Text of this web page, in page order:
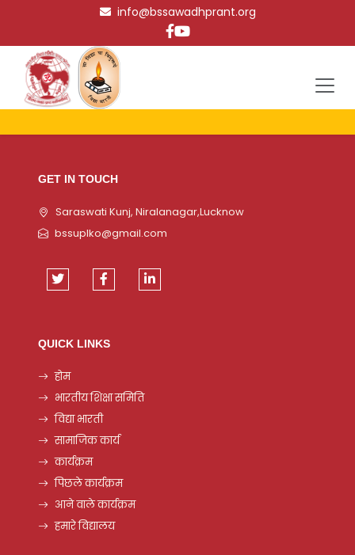
info@bssawadhprant.org
GET IN TOUCH
Saraswati Kunj, Niralanagar,Lucknow
bssuplko@gmail.com
QUICK LINKS
होम
भारतीय शिक्षा समिति
विद्या भारती
सामाजिक कार्य
कार्यक्रम
पिछले कार्यक्रम
आने वाले कार्यक्रम
हमारे विद्यालय